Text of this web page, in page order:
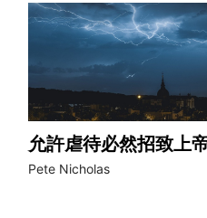
允許虐待必然招致上
Pete Nicholas